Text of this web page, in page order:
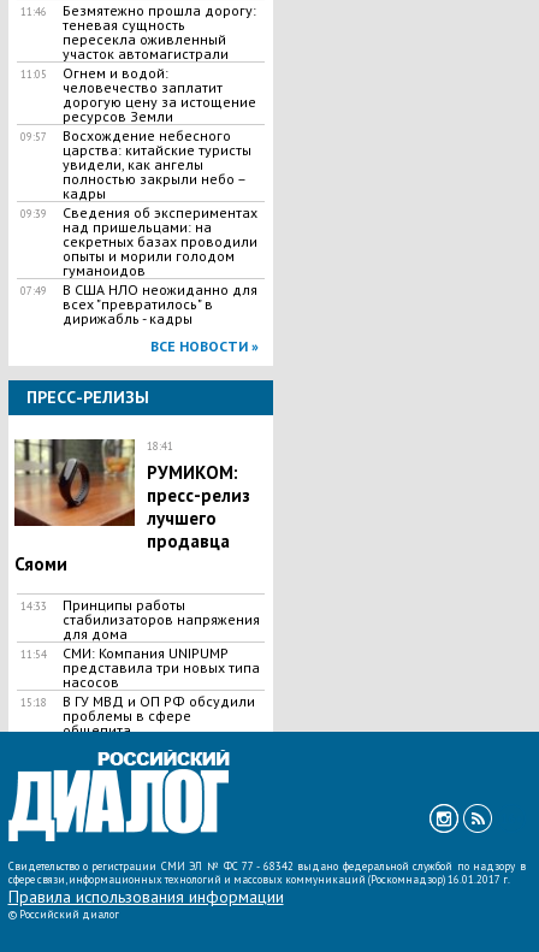
11:46
Безмятежно прошла дорогу:
теневая сущность
пересекла оживленный
участок автомагистрали
11:05
Огнем и водой:
человечество заплатит
дорогую цену за истощение
ресурсов Земли
09:57
Восхождение небесного
царства: китайские туристы
увидели, как ангелы
полностью закрыли небо –
кадры
09:39
Сведения об экспериментах
над пришельцами: на
секретных базах проводили
опыты и морили голодом
гуманоидов
07:49
В США НЛО неожиданно для
всех "превратилось" в
дирижабль - кадры
ВСЕ НОВОСТИ »
ПРЕСС-РЕЛИЗЫ
18:41
РУМИКОМ:
пресс-релиз
лучшего
продавца
Сяоми
14:33
Принципы работы
стабилизаторов напряжения
для дома
11:54
СМИ: Компания UNIPUMP
представила три новых типа
насосов
15:18
В ГУ МВД и ОП РФ обсудили
проблемы в сфере
общепита
ВСЕ НОВОСТИ »
Свидетельство о регистрации СМИ ЭЛ № ФС 77 - 68342 выдано федеральной службой по надзору в
сфере связи, информационных технологий и массовых коммуникаций (Роскомнадзор) 16.01.2017 г.
Правила использования информации
© Российский диалог